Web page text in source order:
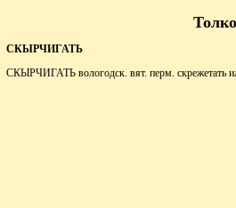
СКЫРЧИГАТЬ
СКЫРЧИГАТЬ вологодск. вят. перм. скрежетать